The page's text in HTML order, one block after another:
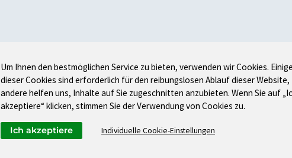
Um Ihnen den bestmöglichen Service zu bieten, verwenden wir Cookies.
dieser Cookies sind erforderlich für den reibungslosen Ablauf dieser Website,
andere helfen uns, Inhalte auf Sie zugeschnitten anzubieten. Wenn Sie auf
akzeptiere“ klicken, stimmen Sie der Verwendung von Cookies zu.
Individuelle Cookie-Einstellungen
Ich akzeptiere